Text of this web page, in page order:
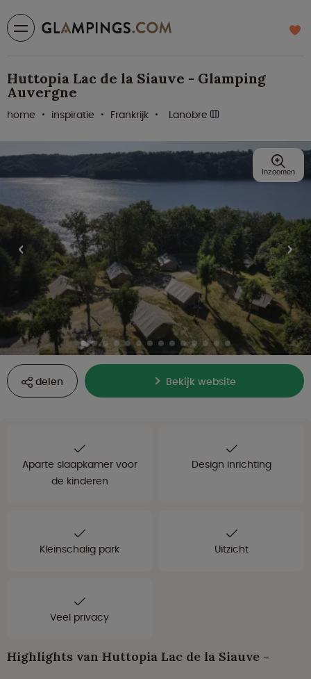
Huttopia Lac de la Siauve - Glamping
Auvergne
home inspiratie Frankrijk Lanobre
delen Bekijk website
Inzoomen
Aparte slaapkamer voor
de kinderen
Design inrichting
Kleinschalig park Uitzicht
Veel privacy
Highlights van Huttopia Lac de la Siauve -